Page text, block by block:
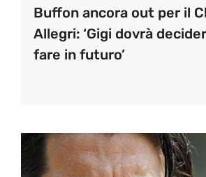
Buffon ancora out per il
Allegri: ‘Gigi dovrà
fare in futuro’